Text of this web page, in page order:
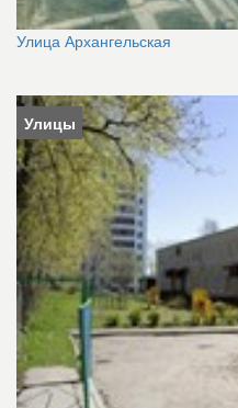
Улица Архангельская
Улицы